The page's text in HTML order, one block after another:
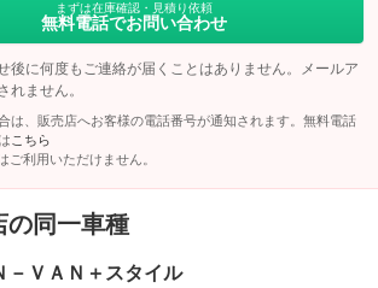
まずは在庫確認・見積り依頼
無料電話でお問い合わせ
後に何度もご連絡が届くことはありません。メールア
れません。
は、販売店へお客様の電話番号が通知されます。無料電話
こちら
ご利用いただけません。
の同一車種
－ＶＡＮ＋スタイル